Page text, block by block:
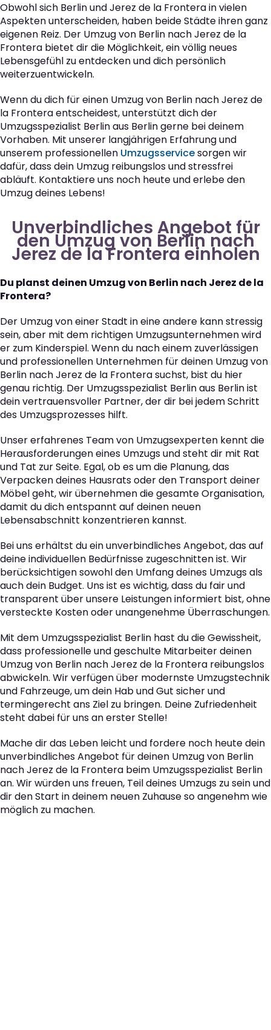
Obwohl sich Berlin und Jerez de la Frontera in vielen
Aspekten unterscheiden, haben beide Städte ihren ganz
eigenen Reiz. Der Umzug von Berlin nach Jerez de la
Frontera bietet dir die Möglichkeit, ein völlig neues
Lebensgefühl zu entdecken und dich persönlich
weiterzuentwickeln.
Wenn du dich für einen Umzug von Berlin nach Jerez de
la Frontera entscheidest, unterstützt dich der
Umzugsspezialist Berlin aus Berlin gerne bei deinem
Vorhaben. Mit unserer langjährigen Erfahrung und
unserem professionellen Umzugsservicesorgen wir
dafür, dass dein Umzug reibungslos und stressfrei
abläuft. Kontaktiere uns noch heute und erlebe den
Umzug deines Lebens!
Unverbindliches Angebot für
den Umzug von Berlin nach
Jerez de la Frontera einholen
Du planst deinen Umzug von Berlin nach Jerez de la
Frontera?
Der Umzug von einer Stadt in eine andere kann stressig
sein, aber mit dem richtigen Umzugsunternehmen wird
er zum Kinderspiel. Wenn du nach einem zuverlässigen
und professionellen Unternehmen für deinen Umzug von
Berlin nach Jerez de la Frontera suchst, bist du hier
genau richtig. Der Umzugsspezialist Berlin aus Berlin ist
dein vertrauensvoller Partner, der dir bei jedem Schritt
des Umzugsprozesses hilft.
Unser erfahrenes Team von Umzugsexperten kennt die
Herausforderungen eines Umzugs und steht dir mit Rat
und Tat zur Seite. Egal, ob es um die Planung, das
Verpacken deines Hausrats oder den Transport deiner
Möbel geht, wir übernehmen die gesamte Organisation,
damit du dich entspannt auf deinen neuen
Lebensabschnitt konzentrieren kannst.
Bei uns erhältst du ein unverbindliches Angebot, das auf
deine individuellen Bedürfnisse zugeschnitten ist. Wir
berücksichtigen sowohl den Umfang deines Umzugs als
auch dein Budget. Uns ist es wichtig, dass du fair und
transparent über unsere Leistungen informiert bist, ohne
versteckte Kosten oder unangenehme Überraschungen.
Mit dem Umzugsspezialist Berlin hast du die Gewissheit,
dass professionelle und geschulte Mitarbeiter deinen
Umzug von Berlin nach Jerez de la Frontera reibungslos
abwickeln. Wir verfügen über modernste Umzugstechnik
und Fahrzeuge, um dein Hab und Gut sicher und
termingerecht ans Ziel zu bringen. Deine Zufriedenheit
steht dabei für uns an erster Stelle!
Mache dir das Leben leicht und fordere noch heute dein
unverbindliches Angebot für deinen Umzug von Berlin
nach Jerez de la Frontera beim Umzugsspezialist Berlin
an. Wir würden uns freuen, Teil deines Umzugs zu sein und
dir den Start in deinem neuen Zuhause so angenehm wie
möglich zu machen.